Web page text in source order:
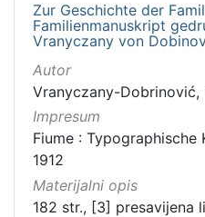
Zur Geschichte der
Familienmanuskript
Vranyczany von
Autor
Vranyczany-Dobrinović,
Impresum
Fiume : Typographische
1912
Materijalni opis
182 str., [3] presavijena